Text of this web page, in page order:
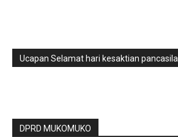
Ucapan Selamat hari kesaktian pancasila
DPRD MUKOMUKO